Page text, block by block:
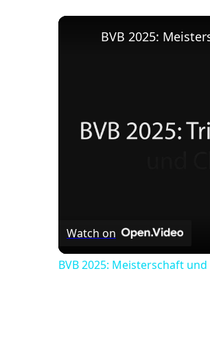
BVB 2025:
Watch on
BVB 2025: Meisterschaft